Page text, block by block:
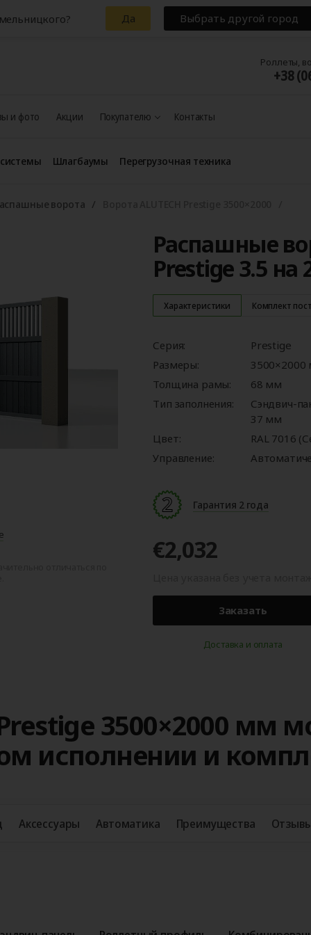
Роллеты,
+38
и фото Акции Покупателю Контакты
Панорамные ворота
Автоматика для
Автоматика для
Роллетные решетки
Шлагбаумы Перегрузочная техника
Перегрузочные
Перегрузочные
ворота
Распашные
Prestige 3.5 на
Характеристики Комплект
Серия:
Prestige
Размеры:
3500×2000
Толщина рамы:
68 мм
Тип заполнения:
Сэндвич-
37 мм
Цвет:
RAL 7016
Управление:
Гарантия 2 года
€2,032
Заказать
Доставка и оплата
3500×2000 мм
исполнении и
Аксессуары Автоматика Преимущества
Да Выбрать другой город